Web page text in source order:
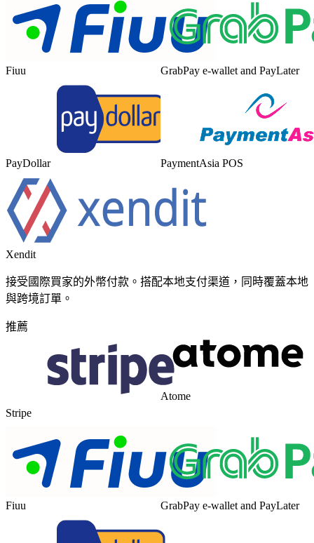
Fiuu GrabPay e-wallet and PayLater
PayDollar PaymentAsia POS
Xendit
接受國際買家的外幣付款。搭配本地支付渠道，同時覆蓋本地
與跨境訂單。
推薦
Stripe
Atome
Fiuu GrabPay e-wallet and PayLater